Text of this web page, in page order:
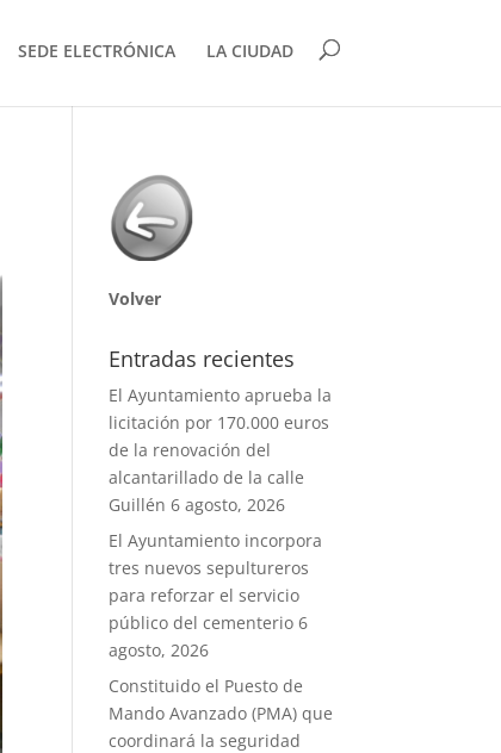
SEDE ELECTRÓNICA LA CIUDAD
Volver
Entradas recientes
El Ayuntamiento aprueba la
licitación por 170.000 euros
de la renovación del
alcantarillado de la calle
Guillén 6 agosto, 2026
El Ayuntamiento incorpora
tres nuevos sepultureros
para reforzar el servicio
público del cementerio 6
agosto, 2026
Constituido el Puesto de
Mando Avanzado (PMA) que
coordinará la seguridad